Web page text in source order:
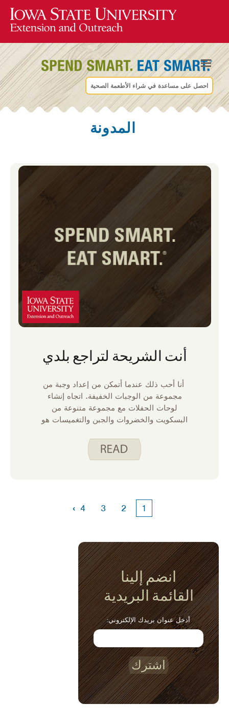
احصل على مساعدة في شراء الأطعمة الصحية
المدونة
أنت الشريحة لتراجع بلدي
أنا أحب ذلك عندما أتمكن من إعداد وجبة من
مجموعة من الوجبات الخفيفة. اتجاه إنشاء
لوحات الحفلات مع مجموعة متنوعة من
البسكويت والخضروات والجبن والتغميسات هو
بقدر ما أفعله ، ففكر في صنع رقائق البيتا الخاصة
بك للحصول على إضافة ممتعة محلية الصنع. إنها
مع وصفة هذا الشهر ، بابا غنوش. كما أنها تقترن
1
2
3
4
›
انضم إلينا
القائمة البريدية
أدخل عنوان بريدك الإلكتروني:
اشترك